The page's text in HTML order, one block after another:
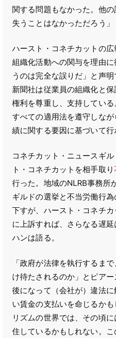
関する問題もなかった。他
失うことはなかっただろう」
ハースト・コネチカットの
組織化活動への関与を理由
うのは完全な誤りだ」と声
新聞社は従業員の組織化と
権利を尊重し、支持している
すべての適用法を遵守しな
績に関する要因に基づいて行
コネチカット・ニュースギ
ト・コネチカットを相手取り
行った。地域のNLRB事務所
ギルドの選挙と不当労働行
下すが、ハースト・コネチ
に上訴すれば、さらなる遅
ハンは語る。
「政府が法律を執行するま
け待たされるのか」とピアー
後になって（会社が）違法
い賃金の支払いを命じるか
リズムの世界では、その頃
住しているかもしれない。